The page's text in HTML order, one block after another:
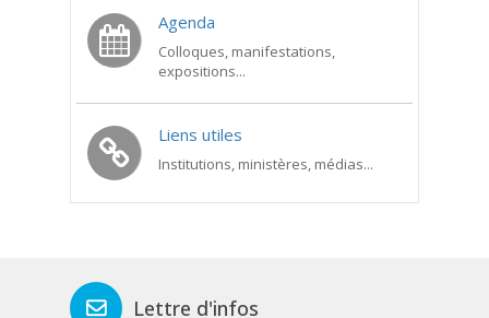
Agenda
Colloques, manifestations,
expositions...
Liens utiles
Institutions, ministères, médias...
Lettre d'infos